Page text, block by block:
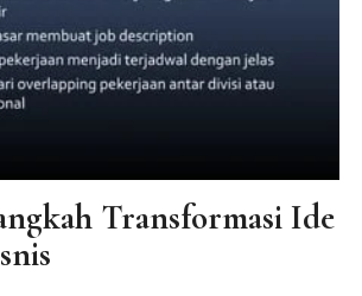
Transformasi Ide